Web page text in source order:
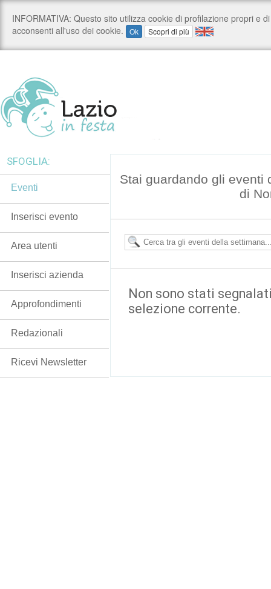
Stai guardando gli eventi
di
Non sono stati
selezione corrente.
SFOGLIA:
Eventi
Inserisci evento
Area utenti
Inserisci azienda
Approfondimenti
Redazionali
Ricevi Newsletter